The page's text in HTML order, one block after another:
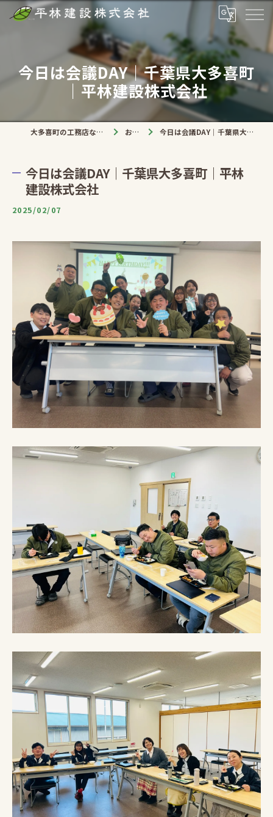
今日は会議DAY｜千葉県大多喜町
｜平林建設株式会社
大多喜町の工務店なら平林建設株式会社 お知らせ 今日は会議DAY｜千葉県大多喜町｜平林建設株式会社
今日は会議DAY｜千葉県大多喜町｜平林
建設株式会社
2025/02/07